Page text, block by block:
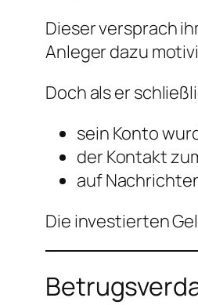
Dieser versprach
Anleger dazu
Doch als er
sein Konto
der Kontakt
auf
Die investierten